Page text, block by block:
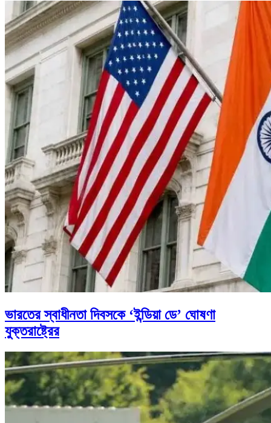
ভারতের স্বাধীনতা দিবসকে ‘ইন্ডিয়া ডে’ ঘোষণা
যুক্তরাষ্ট্রের